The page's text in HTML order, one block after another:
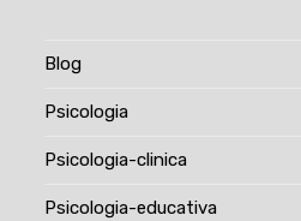
Blog
Psicologia
Psicologia-clinica
Psicologia-educativa